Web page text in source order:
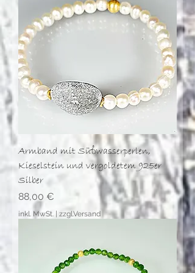
Armband mit Süßwasserperlen,
Kieselstein und vergoldetem 925er
Silber
Preis
88,00 €
inkl. MwSt. zzgl.Versand